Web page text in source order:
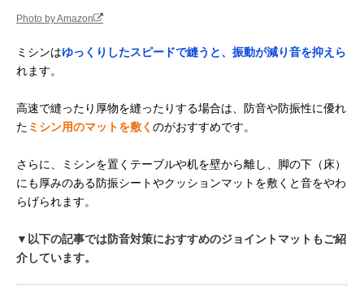
Photo by Amazon
ミシンはゆっくりしたスピードで縫うと、振動が減り音を抑えら
れます。
高速で縫ったり厚物を縫ったりする場合は、防音や防振性に優れ
た ミシン用のマットを敷く のがおすすめです。
さらに、ミシンを置くテーブルや机を壁から離し、脚の下（床）
にも厚みのある防振シートやクッションマットを敷くと音をやわ
らげられます。
▼以下の記事では防音対策におすすめのジョイントマットもご紹
介しています。